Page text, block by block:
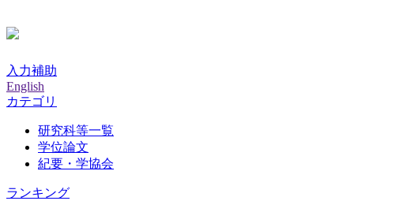
入力補助
English
カテゴリ
研究科等一覧
学位論文
紀要・学協会
ランキング